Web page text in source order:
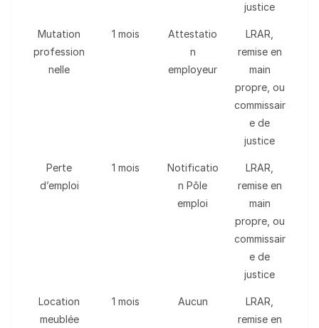
justice
Mutation
profession
nelle
1 mois
Attestatio
n
employeur
LRAR,
remise en
main
propre, ou
commissair
e de
justice
Perte
d’emploi
1 mois
Notificatio
n Pôle
emploi
LRAR,
remise en
main
propre, ou
commissair
e de
justice
Location
meublée
1 mois Aucun
LRAR,
remise en